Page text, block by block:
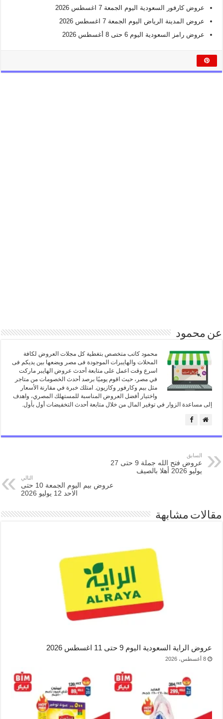
عروض كارفور السعودية اليوم الجمعة 7 اغسطس 2026
عروض المدينة الرياض اليوم الجمعة 7 اغسطس 2026
عروض رامز السعودية اليوم 6 حتى 8 أغسطس 2026
عن محمود
محمود كاتب متخصص بتغطية كل مجلات العروض لكافة
المحلات والهايبرات الموجودة فى مصر ويضعها بين يديكم فى
اسرع وقت اعمل على متابعة أحدث عروض الهايبر ماركت
في مصر، حيث اقوم يوميًا برصد أحدث الخصومات من متاجر
مثل بيم وكارفور وكازيون. امتلك خبرة في مقارنة الأسعار
واختيار أفضل العروض المناسبة للمستهلك المصري، واهدف
إلى مساعدة الزوار في توفير المال من خلال متابعة أحدث التخفيضات أول بأول.
السابق
عروض فتح الله جملة 9 حتى 27
يوليو 2026 أهلا بالصيف
التالي
عروض بيم اليوم الجمعة 10 حتى
الاحد 12 يوليو 2026
مقالات مشابهة
عروض الراية السعودية اليوم 9 حتى 11 اغسطس 2026
8 أغسطس، 2026